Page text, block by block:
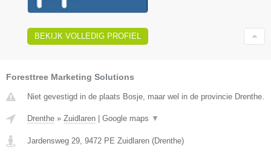
BEKIJK VOLLEDIG PROFIEL
Foresttree Marketing Solutions
Niet gevestigd in de plaats Bosje, maar wel in de provincie Drenthe.
Drenthe » Zuidlaren Google maps ▼
Jardensweg 29, 9472 PE Zuidlaren (Drenthe)